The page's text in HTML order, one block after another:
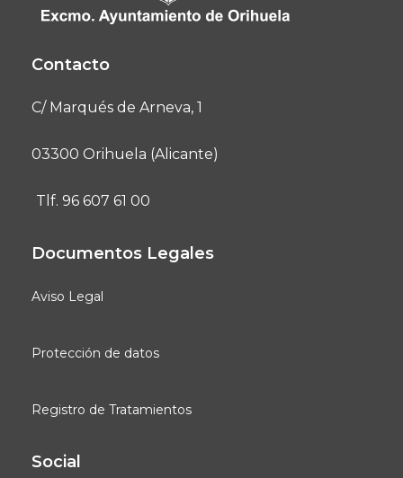
Contacto
C/ Marqués de Arneva, 1
03300 Orihuela (Alicante)
Tlf. 96 607 61 00
Documentos Legales
Aviso Legal
Protección de datos
Registro de Tratamientos
Social